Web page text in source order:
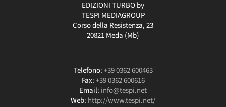
EDIZIONI TURBO by
TESPI MEDIAGROUP
Corso della Resistenza, 23
20821 Meda (Mb)
Telefono:+39 0362 600463
Fax:+39 0362 600616
Email: info@tespi.net
Web: http://www.tespi.net/